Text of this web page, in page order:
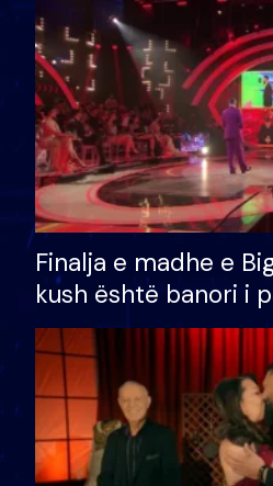
Finalja e madhe e
kush është banori i
shtëpinë dhe humb
të fituar çmimin e